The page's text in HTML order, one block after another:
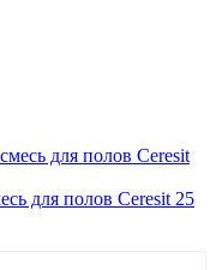
для полов Ceresit 25